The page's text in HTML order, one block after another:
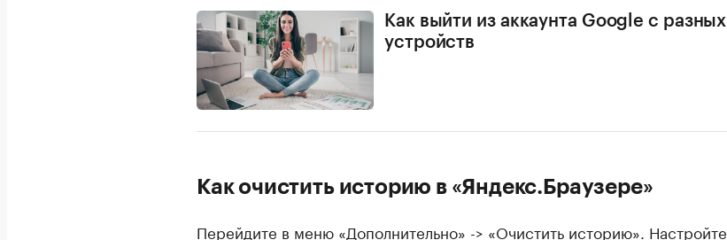
Как выйти из аккаунта Google с разных
устройств
Как очистить историю в «Яндекс.Браузере»
Перейдите в меню «Дополнительно» -> «Очистить историю». Настройте